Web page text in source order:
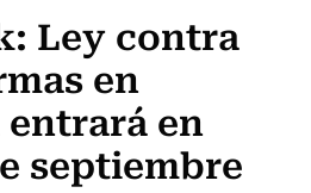
Ley contra
en
en
septiembre